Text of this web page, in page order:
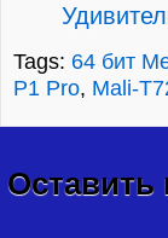
Tags: 64 бит
P1 Pro, Mali-
Оставить